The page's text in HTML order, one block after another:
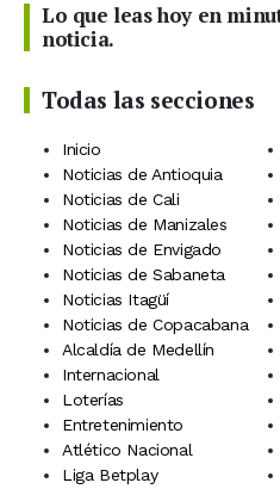
Lo que leas hoy en
noticia.
Todas las secciones
Inicio
Noticias de Antioquia
Noticias de Cali
Noticias de Manizales
Noticias de Envigado
Noticias de Sabaneta
Noticias Itagüí
Noticias de Copacabana
Alcaldía de Medellín
Internacional
Loterías
Entretenimiento
Atlético Nacional
Liga Betplay